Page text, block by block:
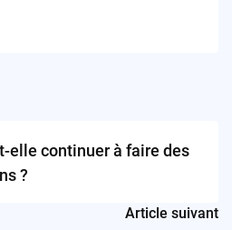
elle continuer à faire des
?
Article suivant